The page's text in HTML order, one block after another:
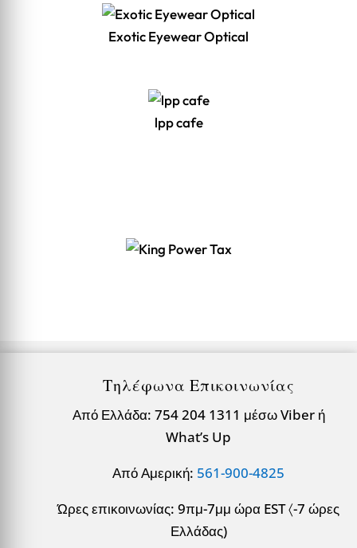
Exotic Eyewear Optical
lpp cafe
Τηλέφωνα Επικοινωνίας
Από Ελλάδα: 754 204 1311 μέσω Viber ή
What’s Up
Από Αμερική: 561-900-4825
Ώρες επικοινωνίας: 9πμ-7μμ ώρα EST 〈-7 ώρες
Ελλάδας)